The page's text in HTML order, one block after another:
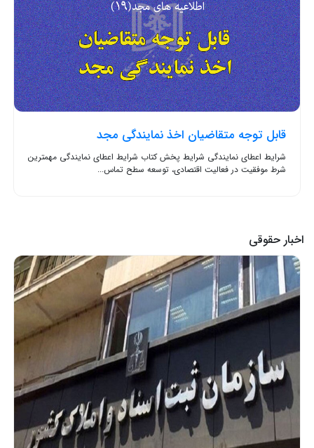
قابل توجه متقاضیان اخذ نمایندگی مجد
شرایط اعطای نمایندگی شرایط پخش کتاب شرایط اعطای نمایندگی مهمترین
شرط موفقیت در فعالیت اقتصادی، توسعه سطح تماس...
اخبار حقوقی